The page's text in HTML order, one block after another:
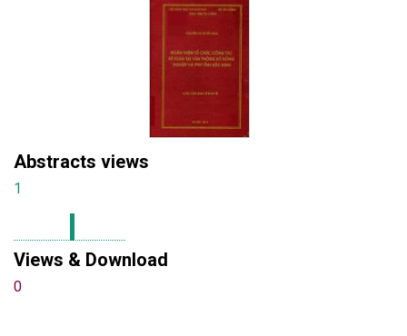
Abstracts views
1
Views & Download
0